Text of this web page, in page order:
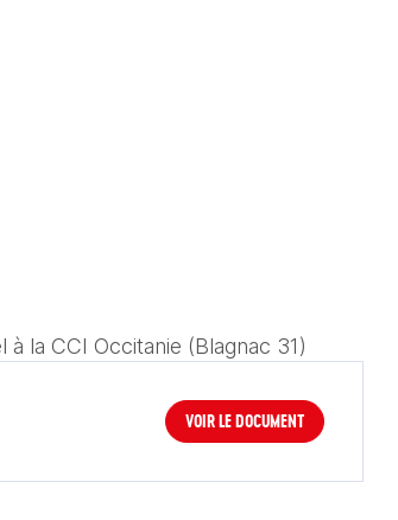
la CCI Occitanie (Blagnac 31)
VOIR LE DOCUMENT